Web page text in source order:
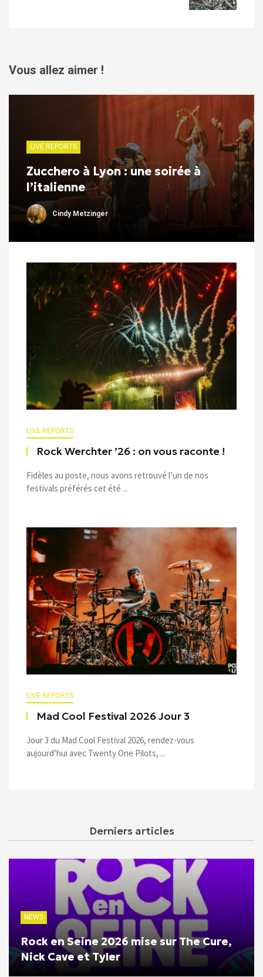
Vous allez aimer !
LIVE REPORTS
Zucchero à Lyon : une soirée à
l’italienne
Cindy Metzinger
LIVE REPORTS
Rock Werchter ’26 : on vous raconte !
Fidèles au poste, nous avons retrouvé l’un de nos
festivals préférés cet été ...
LIVE REPORTS
Mad Cool Festival 2026 Jour 3
Jour 3 du Mad Cool Festival 2026, rendez-vous
aujourd’hui avec Twenty One Pilots, ...
Derniers articles
NEWS
Rock en Seine 2026 mise sur The Cure,
Nick Cave et Tyler